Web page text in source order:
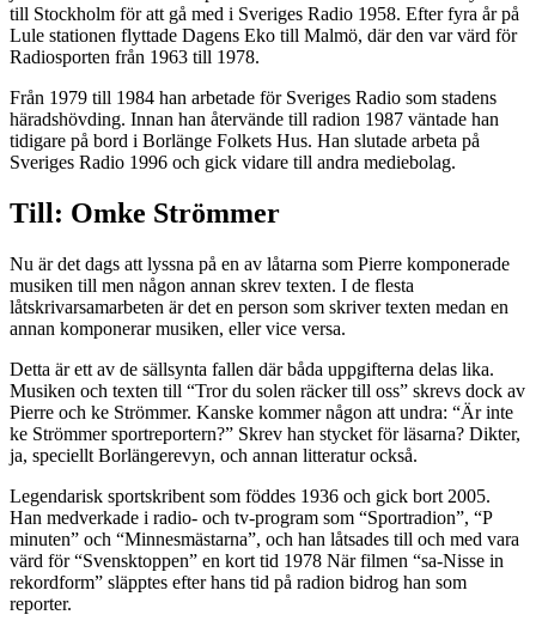
till Stockholm för att gå med i Sveriges Radio 1958. Efter fyra år på
Lule stationen flyttade Dagens Eko till Malmö, där den var värd för
Radiosporten från 1963 till 1978.
Från 1979 till 1984 han arbetade för Sveriges Radio som stadens
häradshövding. Innan han återvände till radion 1987 väntade han
tidigare på bord i Borlänge Folkets Hus. Han slutade arbeta på
Sveriges Radio 1996 och gick vidare till andra mediebolag.
Till: Omke Strömmer
Nu är det dags att lyssna på en av låtarna som Pierre komponerade
musiken till men någon annan skrev texten. I de flesta
låtskrivarsamarbeten är det en person som skriver texten medan en
annan komponerar musiken, eller vice versa.
Detta är ett av de sällsynta fallen där båda uppgifterna delas lika.
Musiken och texten till “Tror du solen räcker till oss” skrevs dock av
Pierre och ke Strömmer. Kanske kommer någon att undra: “Är inte
ke Strömmer sportreportern?” Skrev han stycket för läsarna? Dikter,
ja, speciellt Borlängerevyn, och annan litteratur också.
Legendarisk sportskribent som föddes 1936 och gick bort 2005.
Han medverkade i radio- och tv-program som “Sportradion”, “P
minuten” och “Minnesmästarna”, och han låtsades till och med vara
värd för “Svensktoppen” en kort tid 1978 När filmen “sa-Nisse in
rekordform” släpptes efter hans tid på radion bidrog han som
reporter.